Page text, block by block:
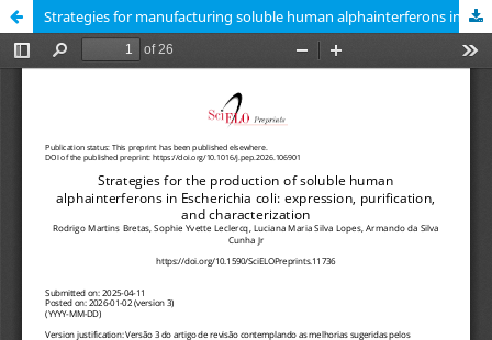
Strategies for manufacturing soluble human alphainterferons in Escherichia coli: expression, purification, and testing.